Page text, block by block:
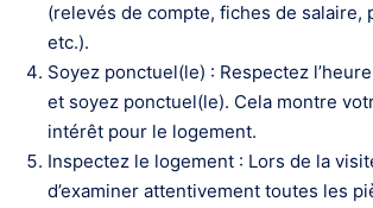
(relevés de compte, fiches de salaire,
etc.).
Soyez ponctuel(le) : Respectez
et soyez ponctuel(le). Cela montre
intérêt pour le logement.
Inspectez le logement : Lors de la
d’examiner attentivement toutes les